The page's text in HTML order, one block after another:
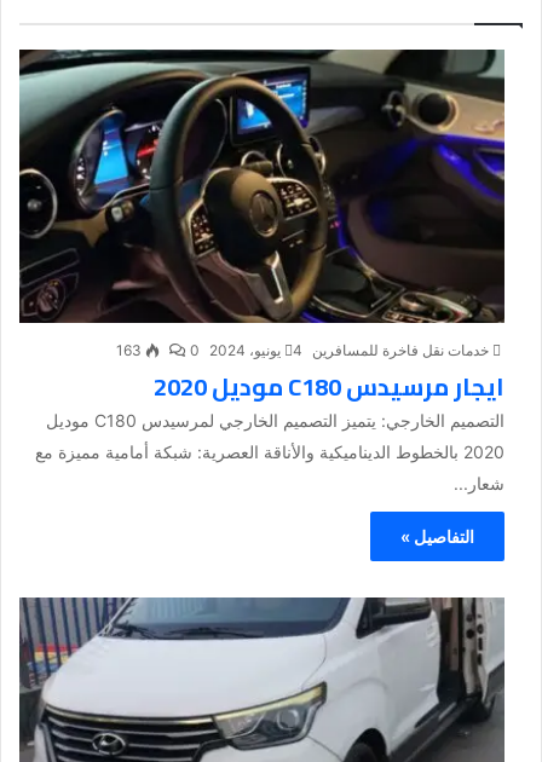
خدمات نقل فاخرة للمسافرين 4 يونيو، 2024 0
163
ايجار مرسيدس C180 موديل 2020
التصميم الخارجي: يتميز التصميم الخارجي لمرسيدس C180 موديل
2020 بالخطوط الديناميكية والأناقة العصرية: شبكة أمامية مميزة مع
شعار...
التفاصيل »